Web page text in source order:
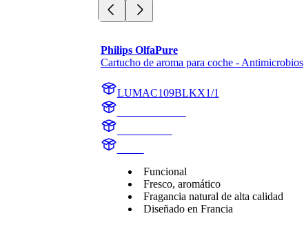
Philips OlfaPure
Cartucho de aroma para coche - Antimicrobios
LUMAC109BLKX1/1
Funcional
Fresco, aromático
Fragancia natural de alta calidad
Diseñado en Francia